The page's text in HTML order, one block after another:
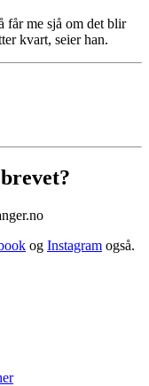
får me sjå om det blir
kvart, seier han.
og Instagram også.